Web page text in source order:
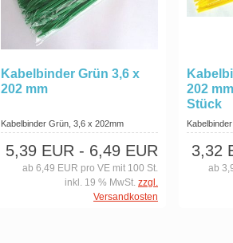
Kabelbinder Grün 3,6 x
202 mm
Kabelbinder Grün, 3,6 x 202mm
5,39 EUR - 6,49 EUR
ab 6,49 EUR pro VE mit 100 St.
inkl. 19 % MwSt. zzgl.
Versandkosten
202
Stück
3,32
ab